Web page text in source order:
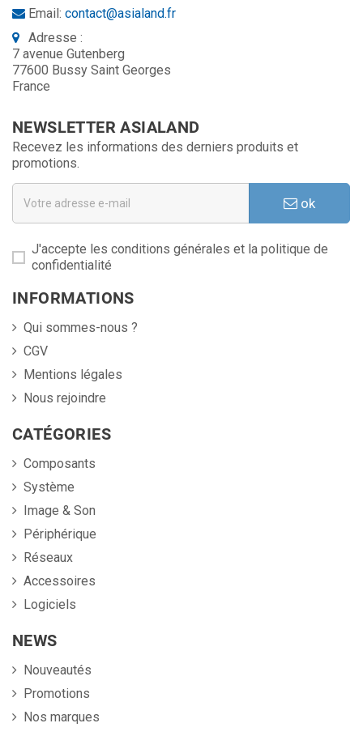
Email: contact@asialand.fr
Adresse :
7 avenue Gutenberg
77600 Bussy Saint Georges
France
NEWSLETTER ASIALAND
Recevez les informations des derniers produits et
promotions.
ok
J'accepte les conditions générales et la politique de
confidentialité
INFORMATIONS
Qui sommes-nous ?
CGV
Mentions légales
Nous rejoindre
CATÉGORIES
Composants
Système
Image & Son
Périphérique
Réseaux
Accessoires
Logiciels
NEWS
Nouveautés
Promotions
Nos marques